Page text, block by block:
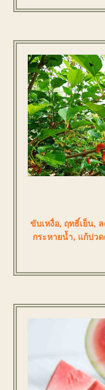
ขับเหงื่อ, ฤทธิ์เย็น,
กระหายน้ำ, แก้ปว